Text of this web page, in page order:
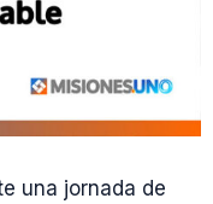
una jornada de